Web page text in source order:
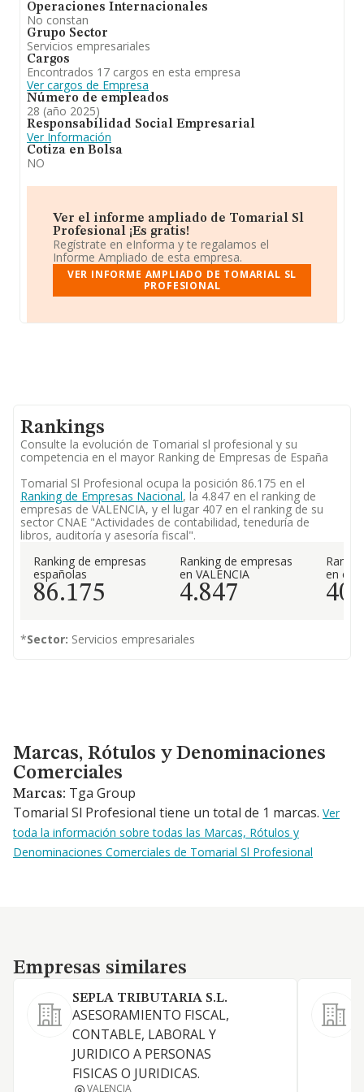
Operaciones Internacionales
No constan
Grupo Sector
Servicios empresariales
Cargos
Encontrados 17 cargos en esta empresa
Ver cargos de Empresa
Número de empleados
28 (año 2025)
Responsabilidad Social Empresarial
Ver Información
Cotiza en Bolsa
NO
Ver el informe ampliado de Tomarial Sl
Profesional ¡Es gratis!
Regístrate en eInforma y te regalamos el
Informe Ampliado de esta empresa.
VER INFORME AMPLIADO DE TOMARIAL SL
PROFESIONAL
Rankings
Consulte la evolución de Tomarial sl profesional y su
competencia en el mayor Ranking de Empresas de España
Tomarial Sl Profesional ocupa la posición 86.175 en el
Ranking de Empresas Nacional, la 4.847 en el ranking de
empresas de VALENCIA, y el lugar 407 en el ranking de su
sector CNAE "Actividades de contabilidad, teneduría de
libros, auditoría y asesoría fiscal".
Ranking de empresas
españolas
86.175
Ranking de empresas
en VALENCIA
4.847
en el
407
*Sector: Servicios empresariales
Marcas, Rótulos y Denominaciones Comerciales
Marcas, Rótulos y Denominaciones
Comerciales
Marcas: Tga Group
Tomarial Sl Profesional tiene un total de 1 marcas. Ver
toda la información sobre todas las Marcas, Rótulos y
Denominaciones Comerciales de Tomarial Sl Profesional
Empresas similares
Empresas similares
SEPLA TRIBUTARIA S.L.
ASESORAMIENTO FISCAL,
CONTABLE, LABORAL Y
JURIDICO A PERSONAS
FISICAS O JURIDICAS.
VALENCIA